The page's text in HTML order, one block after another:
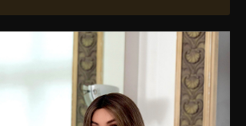
НАВИГАЦИЯ ПО
САЙТУ
Главная